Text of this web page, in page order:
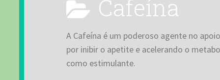
Cafeína
A Cafeína é um poderoso agente no
por inibir o apetite e acelerando o
como estimulante.